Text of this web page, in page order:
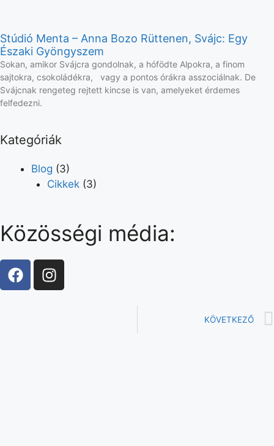
Stúdió Menta – Anna Bozo Rüttenen, Svájc: Egy
Északi Gyöngyszem
Sokan, amikor Svájcra gondolnak, a hófödte Alpokra, a finom
sajtokra, csokoládékra, vagy a pontos órákra asszociálnak. De
Svájcnak rengeteg rejtett kincse is van, amelyeket érdemes
felfedezni.
Kategóriák
Blog (3)
Cikkek(3)
Közösségi média:
KÖVETKEZŐ